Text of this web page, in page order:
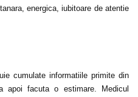
energica, iubitoare de atentie
cumulate informatiile primite din
facuta o estimare. Medicul